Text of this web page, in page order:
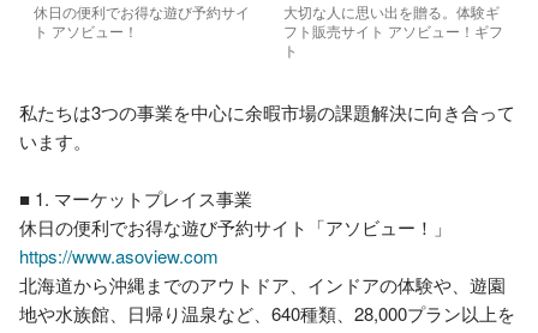
休日の便利でお得な遊び予約サイ
ト アソビュー！
大切な人に思い出を贈る。体験ギ
フト販売サイト アソビュー！ギフ
ト
私たちは3つの事業を中心に余暇市場の課題解決に向き合って
います。
■ 1. マーケットプレイス事業
休日の便利でお得な遊び予約サイト「アソビュー！」
https://www.asoview.com
北海道から沖縄までのアウトドア、インドアの体験や、遊園
地や水族館、日帰り温泉など、640種類、28,000プラン以上を